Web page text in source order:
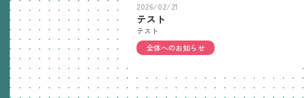
2026/02/21
テスト
テスト
全体へのお知らせ